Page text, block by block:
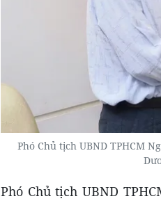
Phó Chủ tịch UBND TPHCM
Phó Chủ tịch UBND